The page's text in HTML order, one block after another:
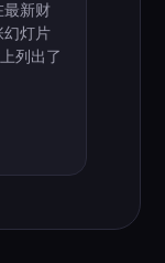
最新财
幻灯片
列出了